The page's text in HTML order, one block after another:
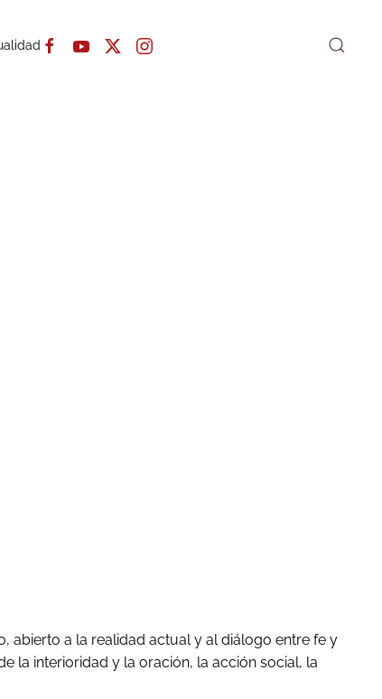
abierto a la realidad actual y al diálogo entre fe y
la interioridad y la oración, la acción social, la